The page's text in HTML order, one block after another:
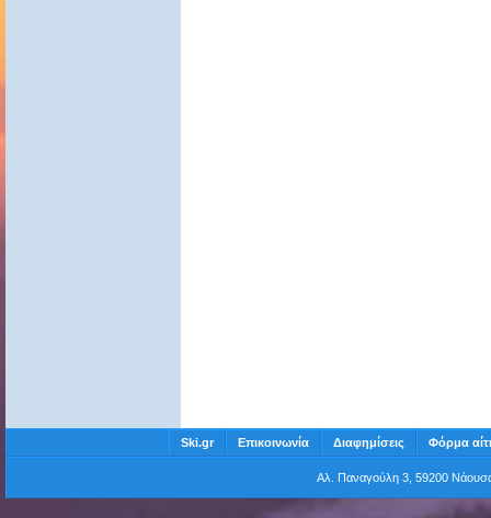
Ski.gr Επικοινωνία Διαφημίσεις Φόρμα
Αλ. Παναγούλη 3, 59200